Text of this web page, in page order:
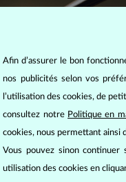
Afin d’assurer le bon
nos publicités selon vos
l’utilisation des cookies, de
consultez notre Politique en
cookies, nous permettant
Vous pouvez sinon continuer
utilisation des cookies en